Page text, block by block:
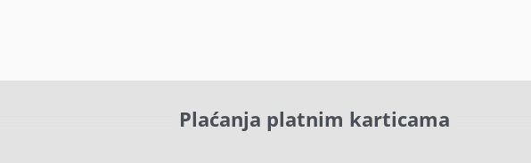
Plaćanja platnim karticama